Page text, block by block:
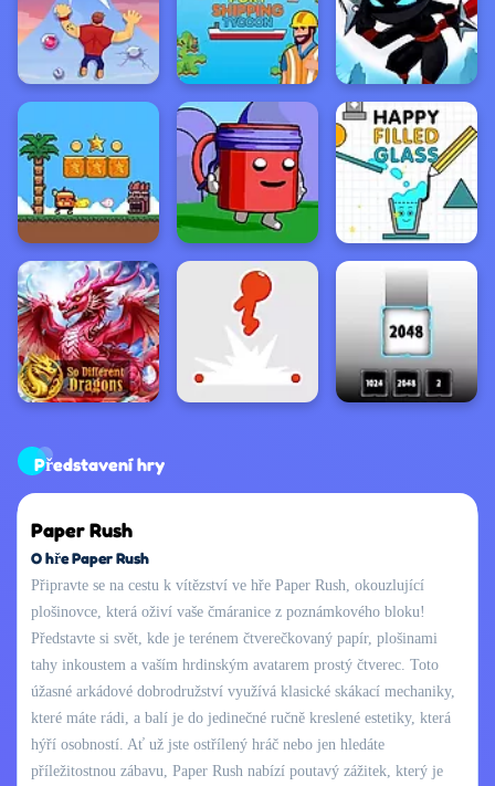
Představení hry
Paper Rush
O hře Paper Rush
Připravte se na cestu k vítězství ve hře Paper Rush, okouzlující
plošinovce, která oživí vaše čmáranice z poznámkového bloku!
Představte si svět, kde je terénem čtverečkovaný papír, plošinami
tahy inkoustem a vaším hrdinským avatarem prostý čtverec. Toto
úžasné arkádové dobrodružství využívá klasické skákací mechaniky,
které máte rádi, a balí je do jedinečné ručně kreslené estetiky, která
hýří osobností. Ať už jste ostřílený hráč nebo jen hledáte
příležitostnou zábavu, Paper Rush nabízí poutavý zážitek, který je